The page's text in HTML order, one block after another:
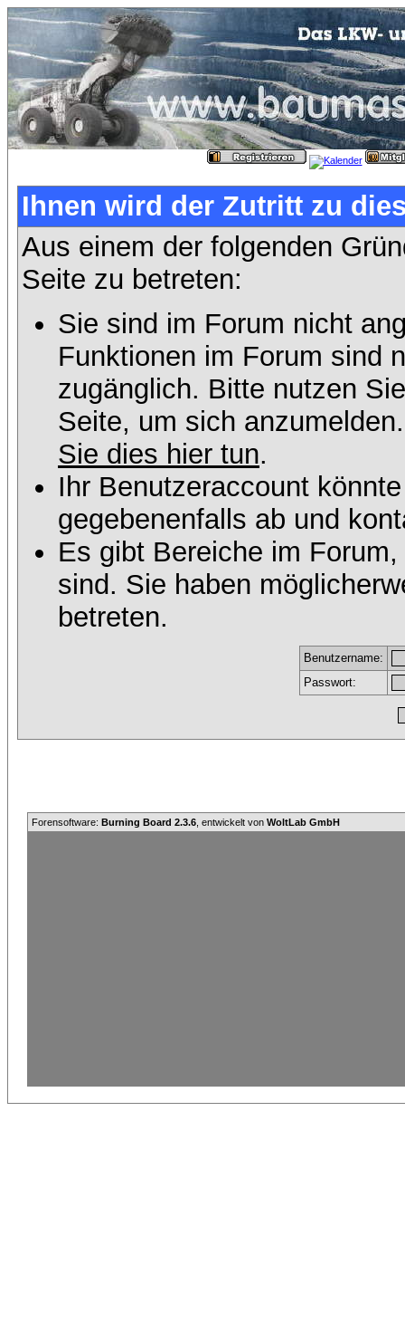
Ihnen wird der Zutritt zu
Aus einem der folgenden
Seite zu betreten:
Sie sind im Forum nicht
Funktionen im Forum sind
zugänglich. Bitte nutzen
Seite, um sich
Sie dies hier tun.
Ihr Benutzeraccount
gegebenenfalls ab und
Es gibt Bereiche im
sind. Sie haben
betreten.
Benutzername:
Passwort:
Forensoftware: Burning Board 2.3.6 , entwickelt von WoltLab GmbH